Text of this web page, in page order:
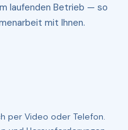
laufenden Betrieb — so
mit Ihnen.
per Video oder Telefon.